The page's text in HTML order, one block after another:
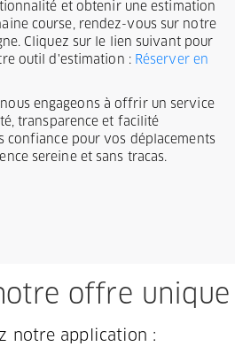
et obtenir une estimation
course, rendez-vous sur notre
Cliquez sur le lien suivant pour
outil d'estimation : Réserver en
engageons à offrir un service
transparence et facilité
confiance pour vos déplacements
sereine et sans tracas.
offre unique
notre application :